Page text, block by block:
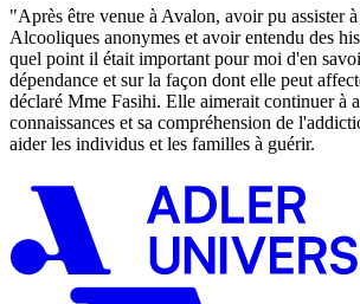
"Après être venue à Avalon, avoir pu assister
Alcooliques anonymes et avoir entendu des
quel point il était important pour moi d'en
dépendance et sur la façon dont elle peut
déclaré Mme Fasihi. Elle aimerait continuer à
connaissances et sa compréhension de
aider les individus et les familles à guérir.